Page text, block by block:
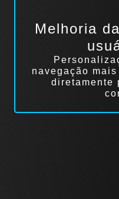
Melhoria
navegação
diretamente